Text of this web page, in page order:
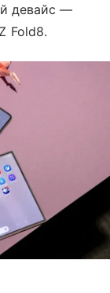
девайс —
Fold8.